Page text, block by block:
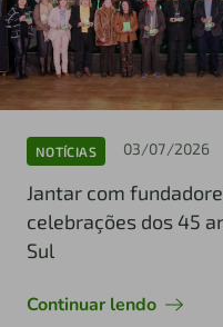
NOTÍCIAS 03/07/2026
Jantar com
celebrações dos 45
Sul
Continuar lendo